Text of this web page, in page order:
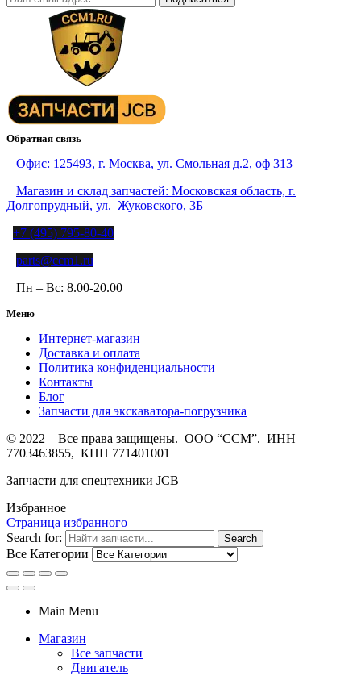
Обратная связь
Офис: 125493, г. Москва, ул. Смольная д.2, оф 313
Магазин и склад запчастей: Московская область, г.
Долгопрудный, ул. Жуковского, 3Б
+7 (495) 795-80-40
parts@ccm1.ru
Пн – Вс: 8.00-20.00
Меню
Интернет-магазин
Доставка и оплата
Политика конфиденциальности
Контакты
Блог
Запчасти для экскаватора-погрузчика
© 2022 – Все права защищены. ООО “ССМ”. ИНН
7703463855, КПП 771401001
Запчасти для спецтехники JCB
Избранное
Страница избранного
Search for:
Search
Все Категории
Main Menu
Магазин
Все запчасти
Двигатель